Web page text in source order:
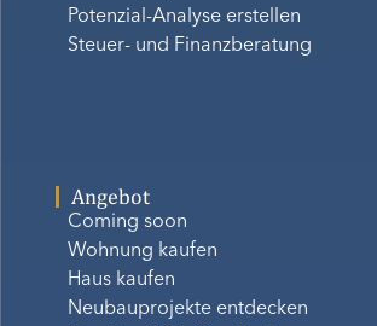
Potenzial-Analyse erstellen
Steuer- und Finanzberatung
Angebot
Coming soon
Wohnung kaufen
Haus kaufen
Neubauprojekte entdecken